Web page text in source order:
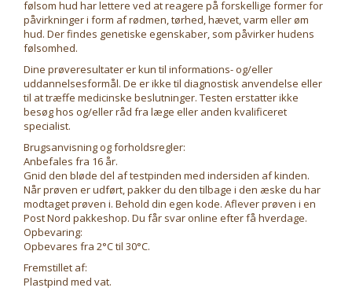
følsom hud har lettere ved at reagere på forskellige former for
påvirkninger i form af rødmen, tørhed, hævet, varm eller øm
hud. Der findes genetiske egenskaber, som påvirker hudens
følsomhed.
Dine prøveresultater er kun til informations- og/eller
uddannelsesformål. De er ikke til diagnostisk anvendelse eller
til at træffe medicinske beslutninger. Testen erstatter ikke
besøg hos og/eller råd fra læge eller anden kvalificeret
specialist.
Brugsanvisning og forholdsregler:
Anbefales fra 16 år.
Gnid den bløde del af testpinden med indersiden af kinden.
Når prøven er udført, pakker du den tilbage i den æske du har
modtaget prøven i. Behold din egen kode. Aflever prøven i en
Post Nord pakkeshop. Du får svar online efter få hverdage.
Opbevaring:
Opbevares fra 2°C til 30°C.
Fremstillet af:
Plastpind med vat.